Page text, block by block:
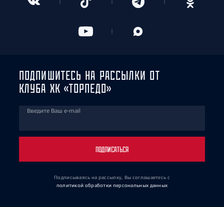
ПОДПИШИТЕСЬ НА РАССЫЛКИ ОТ
КЛУБА ХК «ТОРПЕДО»
Введите Ваш e-mail
ПОДПИСАТЬСЯ
Подписываясь на рассылку, Вы соглашаетесь с
политикой обработки персональных данных